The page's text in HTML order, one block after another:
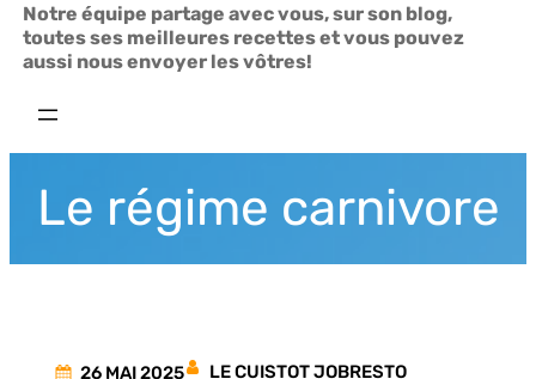
Notre équipe partage avec vous, sur son blog,
toutes ses meilleures recettes et vous pouvez
aussi nous envoyer les vôtres!
Le régime carnivore
26 MAI 2025 LE CUISTOT JOBRESTO